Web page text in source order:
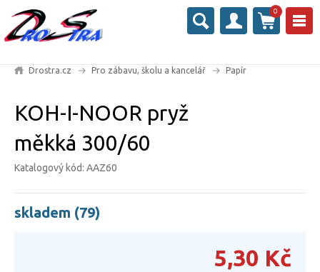
0
Drostra.cz Pro zábavu, školu a kancelář Papír
KOH-I-NOOR pryž
měkká 300/60
Katalogový kód: AAZ60
skladem (79)
5,30 Kč